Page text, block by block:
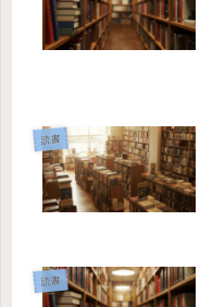
読書
読書